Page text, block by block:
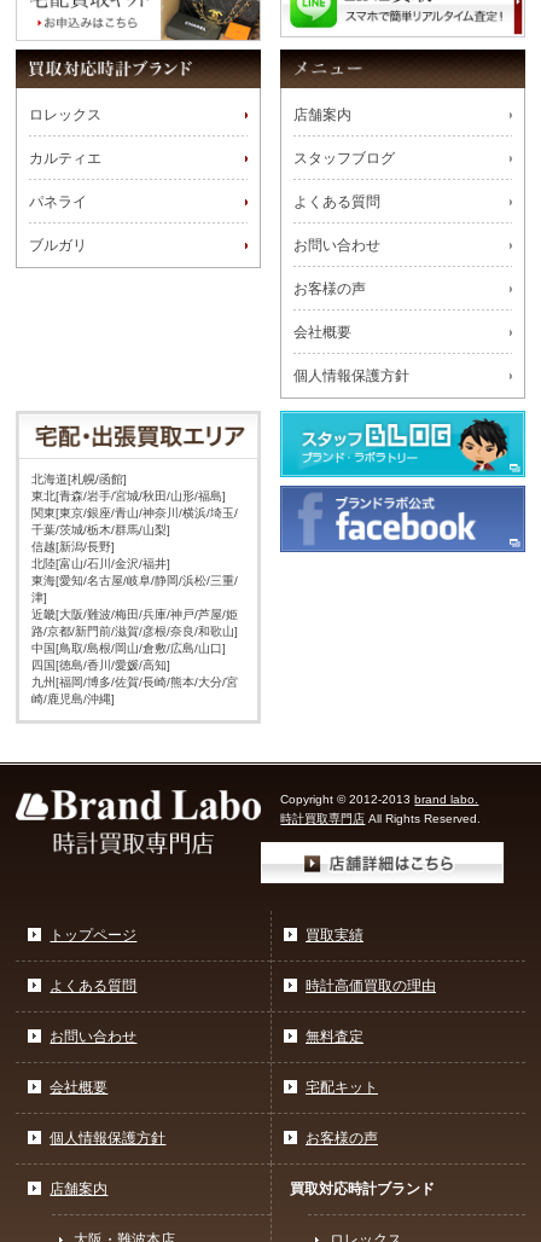
ロレックス
カルティエ
パネライ
ブルガリ
店舗案内
スタッフブログ
よくある質問
お問い合わせ
お客様の声
会社概要
個人情報保護方針
北海道[札幌/函館]
東北[青森/岩手/宮城/秋田/山形/福島]
関東[東京/銀座/青山/神奈川/横浜/埼玉/
千葉/茨城/栃木/群馬/山梨]
信越[新潟/長野]
北陸[富山/石川/金沢/福井]
東海[愛知/名古屋/岐阜/静岡/浜松/三重/
津]
近畿[大阪/難波/梅田/兵庫/神戸/芦屋/姫
路/京都/新門前/滋賀/彦根/奈良/和歌山]
中国[鳥取/島根/岡山/倉敷/広島/山口]
四国[徳島/香川/愛媛/高知]
九州[福岡/博多/佐賀/長崎/熊本/大分/宮
崎/鹿児島/沖縄]
Copyright © 2012-2013 brand labo.
時計買取専門店 All Rights Reserved.
トップページ
よくある質問
お問い合わせ
会社概要
個人情報保護方針
買取実績
時計高価買取の理由
無料査定
宅配キット
お客様の声
店舗案内 買取対応時計ブランド